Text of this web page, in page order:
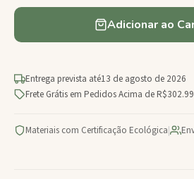
Adicionar ao
Entrega prevista até13 de agosto de 2026
Frete Grátis em Pedidos Acima de R$302.99
Materiais com Certificação Ecológica|